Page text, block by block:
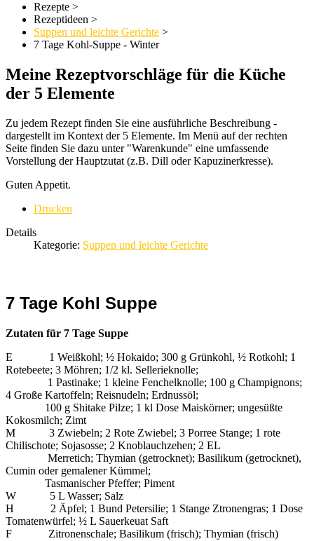
Rezepte >
Rezeptideen >
Suppen und leichte Gerichte >
7 Tage Kohl-Suppe - Winter
Meine Rezeptvorschläge für die Küche
der 5 Elemente
Zu jedem Rezept finden Sie eine ausführliche Beschreibung -
dargestellt im Kontext der 5 Elemente. Im Menü auf der rechten
Seite finden Sie dazu unter "Warenkunde" eine umfassende
Vorstellung der Hauptzutat (z.B. Dill oder Kapuzinerkresse).
Guten Appetit.
Drucken
Details
Kategorie: Suppen und leichte Gerichte
7 Tage Kohl Suppe
Zutaten für 7 Tage Suppe
E 1 Weißkohl; ½ Hokaido; 300 g Grünkohl, ½ Rotkohl; 1
Rotebeete; 3 Möhren; 1/2 kl. Sellerieknolle;
1 Pastinake; 1 kleine Fenchelknolle; 100 g Champignons;
4 Große Kartoffeln; Reisnudeln; Erdnussöl;
100 g Shitake Pilze; 1 kl Dose Maiskörner; ungesüßte
Kokosmilch; Zimt
M 3 Zwiebeln; 2 Rote Zwiebel; 3 Porree Stange; 1 rote
Chilischote; Sojasosse; 2 Knoblauchzehen; 2 EL
Merretich; Thymian (getrocknet); Basilikum (getrocknet),
Cumin oder gemalener Kümmel;
Tasmanischer Pfeffer; Piment
W 5 L Wasser; Salz
H 2 Äpfel; 1 Bund Petersilie; 1 Stange Ztronengras; 1 Dose
Tomatenwürfel; ½ L Sauerkeuat Saft
F Zitronenschale; Basilikum (frisch); Thymian (frisch)